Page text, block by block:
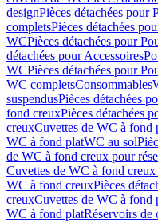
designPièces détachées pour
completsPièces détachées
WCPièces détachées pour
détachées pour Accessoires
WCPièces détachées pour
WC completsConsommables
suspendusPièces détachées
fond creuxPièces détachées
creuxCuvettes de WC à fond
WC à fond platWC au sol
de WC à fond creux pour
Cuvettes de WC à fond
WC à fond creuxPièces
creuxCuvettes de WC à fond
WC à fond platRéservoirs de